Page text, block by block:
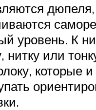
уровень. К
нитку или
которые и